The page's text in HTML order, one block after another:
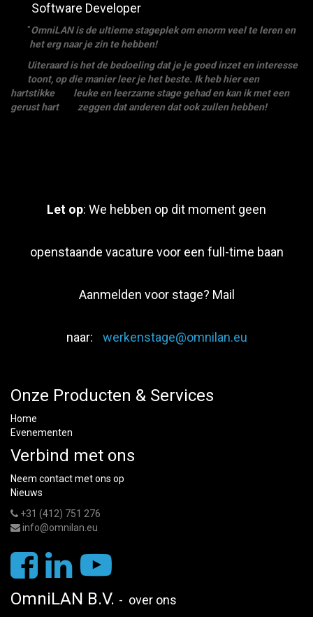
Software Developer
"OmniLAN is de ultieme stageplek om enorm veel te leren en
het erg naar je zin te hebben!
Uiteraard is het de bedoeling dat je je goed inzet en interesse
toont, op die manier leer je het beste. Ik heb hier een
hartstikke
leuke en leerzame stage gehad en kan ik met een
gerust hart
zeggen dat anderen dat ook zullen hebben!
Let op: We hebben op dit moment geen
openstaande vacature voor een full-time baan
Aanmelden voor stage? Mail
naar: werkenstage@omnilan.eu
Onze Producten & Services
Home
Evenementen
Verbind met ons
Neem contact met ons op
Nieuws
+31 (412) 751 276
info@omnilan.eu
OmniLAN B.V. - over ons